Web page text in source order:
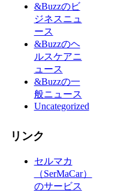
&Buzzのビ
ジネスニュ
ース
&Buzzのヘ
ルスケアニ
ュース
&Buzzの一
般ニュース
Uncategorized
リンク
セルマカ
（SerMaCar）
のサービス